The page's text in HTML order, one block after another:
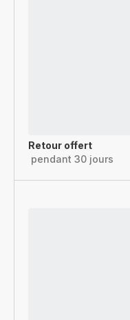
Retour offert
pendant 30 jours